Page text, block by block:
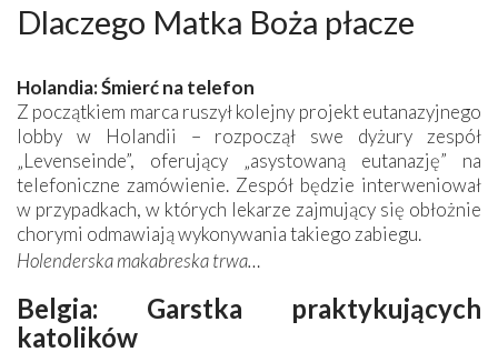
Dlaczego Matka Boża płacze
Holandia: Śmierć na telefon
Z początkiem marca ruszył kolejny projekt eutanazyjnego
lobby w Holandii – rozpoczął swe dyżury zespół
„Levenseinde”, oferujący „asystowaną eutanazję” na
telefoniczne zamówienie. Zespół będzie interweniował
w przypadkach, w których lekarze zajmujący się obłożnie
chorymi odmawiają wykonywania takiego zabiegu.
Holenderska makabreska trwa…
Belgia: Garstka praktykujących
katolików